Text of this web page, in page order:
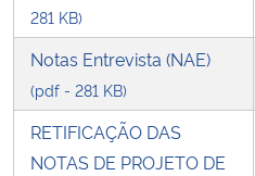
281 KB)
Notas Entrevista (NAE)
(pdf - 281 KB)
RETIFICAÇÃO DAS
NOTAS DE PROJETO DE